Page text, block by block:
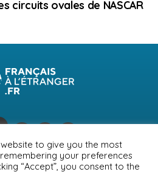
la réserve parlementaire
essentiel d’avoir un
d’euros qui avait été
locaux d’entraide et de
Philippe tisse sa toile à
circuits ovales de NASCAR
CONTACTS
MENTIONS LÉGALES
DE CONFIDENTIALITÉ
to give you the most
your preferences
“Accept”, you consent to the